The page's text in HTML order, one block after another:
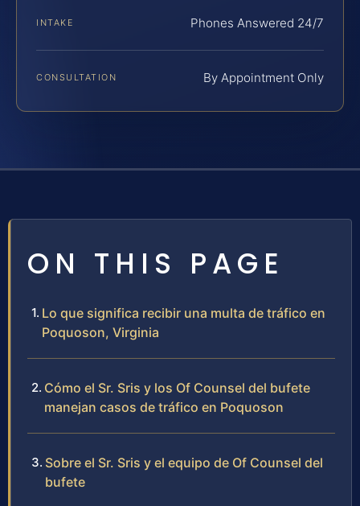
INTAKE Phones Answered 24/7
CONSULTATION By Appointment Only
ON THIS PAGE
Lo que significa recibir una multa de tráfico en
Poquoson, Virginia
Cómo el Sr. Sris y los Of Counsel del bufete
manejan casos de tráfico en Poquoson
Sobre el Sr. Sris y el equipo de Of Counsel del
bufete